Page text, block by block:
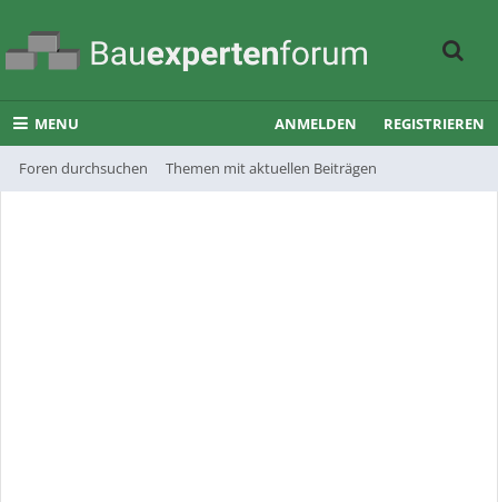
MENU
Foren durchsuchen Themen mit aktuellen Beiträgen
ANMELDEN REGISTRIEREN